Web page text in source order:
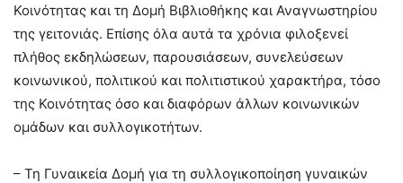
Κοινότητας και τη Δομή Βιβλιοθήκης και Αναγνωστηρίου
της γειτονιάς. Επίσης όλα αυτά τα χρόνια φιλοξενεί
πλήθος εκδηλώσεων, παρουσιάσεων, συνελεύσεων
κοινωνικού, πολιτικού και πολιτιστικού χαρακτήρα, τόσο
της Κοινότητας όσο και διαφόρων άλλων κοινωνικών
ομάδων και συλλογικοτήτων.
– Τη Γυναικεία Δομή για τη συλλογικοποίηση γυναικών